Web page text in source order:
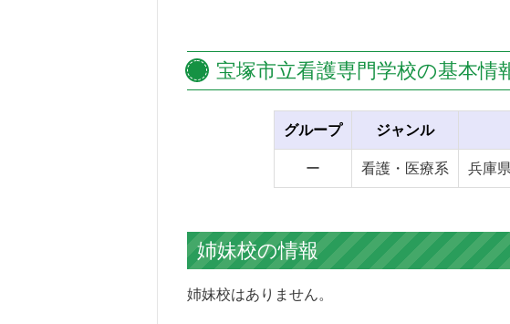
宝塚市立看護専門学校の基本情
グループ ジャンル
ー 看護・医療系 兵庫
姉妹校の情報
姉妹校はありません。